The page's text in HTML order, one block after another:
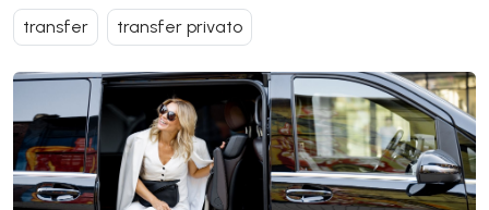
transfer transfer privato